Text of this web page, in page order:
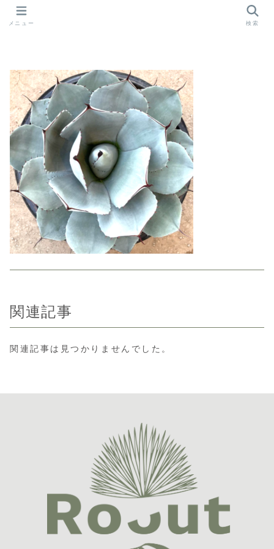
関連記事
関連記事は見つかりませんでした。
メニュー 検索